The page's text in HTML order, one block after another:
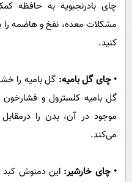
چای بادرنجبویه به حافظه
مشکلات معده، نفخ و‌ هاضمه
کنید.
• چای گل بامیه: گل بامیه را
گل بامیه کلسترول و فشارخون
موجود در آن، بدن را
می‌کند.
• چای خارشیر: این دمنوش کبد